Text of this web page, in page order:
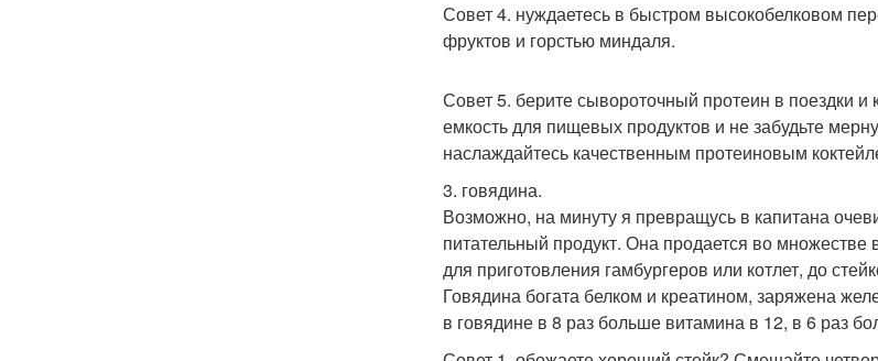
Совет 4. нуждаетесь в быстром высокобелковом
фруктов и горстью миндаля.
Совет 5. берите сывороточный протеин в поездки
емкость для пищевых продуктов и не забудьте
наслаждайтесь качественным протеиновым
3. говядина.
Возможно, на минуту я превращусь в капитана
питательный продукт. Она продается во
для приготовления гамбургеров или котлет, до
Говядина богата белком и креатином, заряжена
в говядине в 8 раз больше витамина в 12, в 6 раз